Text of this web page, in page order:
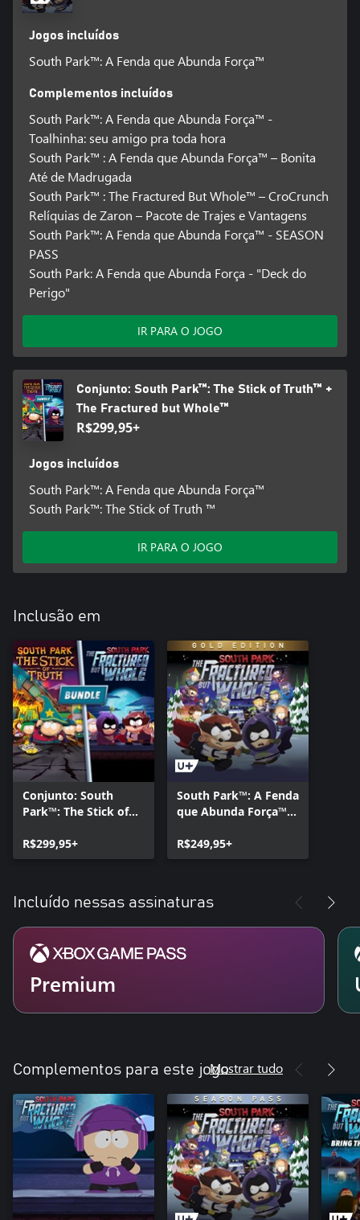
Jogos incluídos
South Park™: A Fenda que Abunda Força™
Complementos incluídos
South Park™: A Fenda que Abunda Força™ -
Toalhinha: seu amigo pra toda hora
South Park™ : A Fenda que Abunda Força™ – Bonita
Até de Madrugada
South Park™ : The Fractured But Whole™ – CroCrunch
Relíquias de Zaron – Pacote de Trajes e Vantagens
South Park™: A Fenda que Abunda Força™ - SEASON
PASS
South Park: A Fenda que Abunda Força - "Deck do
Perigo"
IR PARA O JOGO
Conjunto: South Park™: The Stick of Truth™ +
The Fractured but Whole™
R$299,95+
Jogos incluídos
South Park™: A Fenda que Abunda Força™
South Park™: The Stick of Truth ™
IR PARA O JOGO
Inclusão em
Conjunto: South
Park™: The Stick of
Fractured but
Whole™
R$299,95+
South Park™: A Fenda
que Abunda Força™ -
R$249,95+
Incluído nessas assinaturas
Premium
Complementos para este jogoMostrar tudo